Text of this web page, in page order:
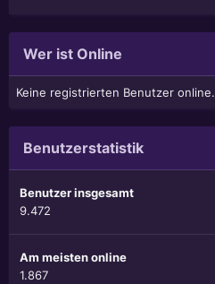
Wer ist Online
Keine registrierten Benutzer online.
Benutzerstatistik
Benutzer insgesamt
9.472
Am meisten online
1.867